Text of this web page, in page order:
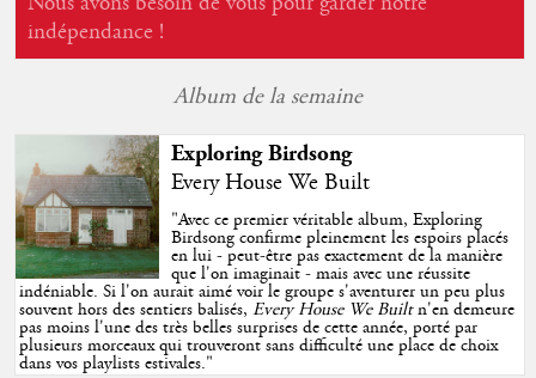
indépendance !
Album de la semaine
Exploring Birdsong
Every House We Built
"Avec ce premier véritable album, Exploring
Birdsong confirme pleinement les espoirs placés
en lui - peut-être pas exactement de la manière
que l'on imaginait - mais avec une réussite
indéniable. Si l'on aurait aimé voir le groupe s'aventurer un peu plus
souvent hors des sentiers balisés,Every House We Builtn'en demeure
pas moins l'une des très belles surprises de cette année, porté par
plusieurs morceaux qui trouveront sans difficulté une place de choix
dans vos playlists estivales."